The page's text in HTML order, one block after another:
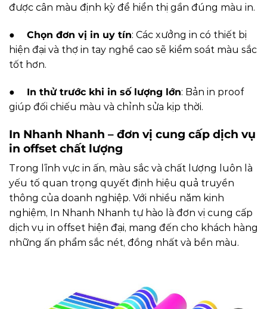
được cân màu định kỳ để hiển thị gần đúng màu in.
● Chọn đơn vị in uy tín: Các xưởng in có thiết bị
hiện đại và thợ in tay nghề cao sẽ kiểm soát màu sắc
tốt hơn.
● In thử trước khi in số lượng lớn: Bản in proof
giúp đối chiếu màu và chỉnh sửa kịp thời.
In Nhanh Nhanh – đơn vị cung cấp dịch vụ
in offset chất lượng
Trong lĩnh vực in ấn, màu sắc và chất lượng luôn là
yếu tố quan trọng quyết định hiệu quả truyền
thông của doanh nghiệp. Với nhiều năm kinh
nghiệm, In Nhanh Nhanh tự hào là đơn vị cung cấp
dịch vụ in offset hiện đại, mang đến cho khách hàng
những ấn phẩm sắc nét, đồng nhất và bền màu.